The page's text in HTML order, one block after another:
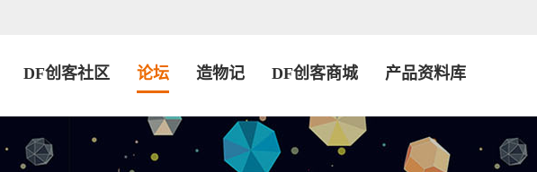
DF创客社区 论坛 造物记 DF创客商城 产品资料库